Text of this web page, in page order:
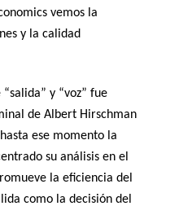
vemos la
y la calidad
y “voz” fue
de Albert Hirschman
ese momento la
su análisis en el
la eficiencia del
como la decisión del